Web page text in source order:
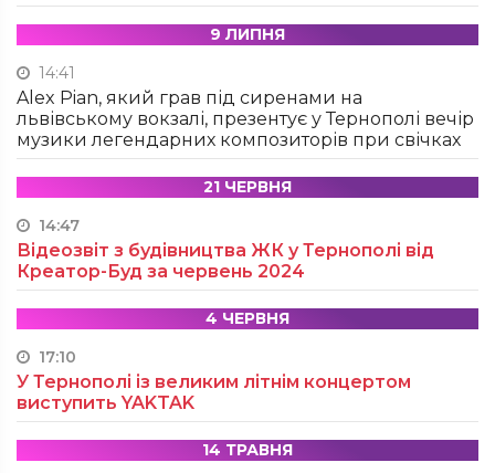
9 ЛИПНЯ
14:41
Alex Pian, який грав під сиренами на
львівському вокзалі, презентує у Тернополі вечір
музики легендарних композиторів при свічках
21 ЧЕРВНЯ
14:47
Відеозвіт з будівництва ЖК у Тернополі від
Креатор-Буд за червень 2024
4 ЧЕРВНЯ
17:10
У Тернополі із великим літнім концертом
виступить YAKTAK
14 ТРАВНЯ